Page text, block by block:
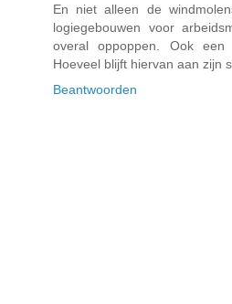
En niet alleen de
logiegebouwen voor
overal oppoppen. Ook een
Hoeveel blijft hiervan aan zijn
Beantwoorden